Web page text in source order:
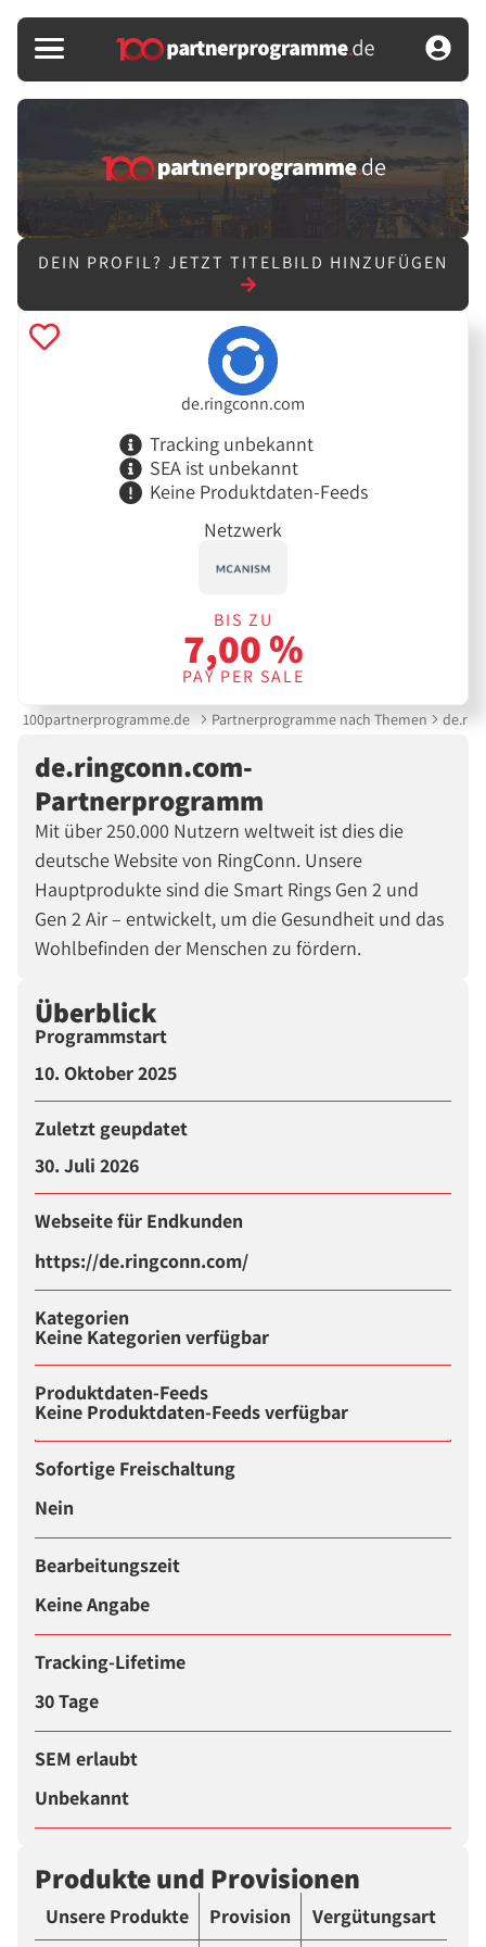
DEIN PROFIL? JETZT TITELBILD HINZUFÜGEN
de.ringconn.com
Tracking unbekannt
SEA ist unbekannt
Keine Produktdaten-Feeds
Netzwerk
BIS ZU
7,00 %
PAY PER SALE
100partnerprogramme.de Partnerprogramme nach Themen
de.ringconn.com-
Partnerprogramm
Mit über 250.000 Nutzern weltweit ist dies die
deutsche Website von RingConn. Unsere
Hauptprodukte sind die Smart Rings Gen 2 und
Gen 2 Air – entwickelt, um die Gesundheit und das
Wohlbefinden der Menschen zu fördern.
Überblick
Programmstart
10. Oktober 2025
Zuletzt geupdatet
30. Juli 2026
Webseite für Endkunden
https://de.ringconn.com/
Kategorien
Keine Kategorien verfügbar
Produktdaten-Feeds
Keine Produktdaten-Feeds verfügbar
Sofortige Freischaltung
Nein
Bearbeitungszeit
Keine Angabe
Tracking-Lifetime
30 Tage
SEM erlaubt
Unbekannt
Produkte und Provisionen
Unsere Produkte Provision Vergütungsart